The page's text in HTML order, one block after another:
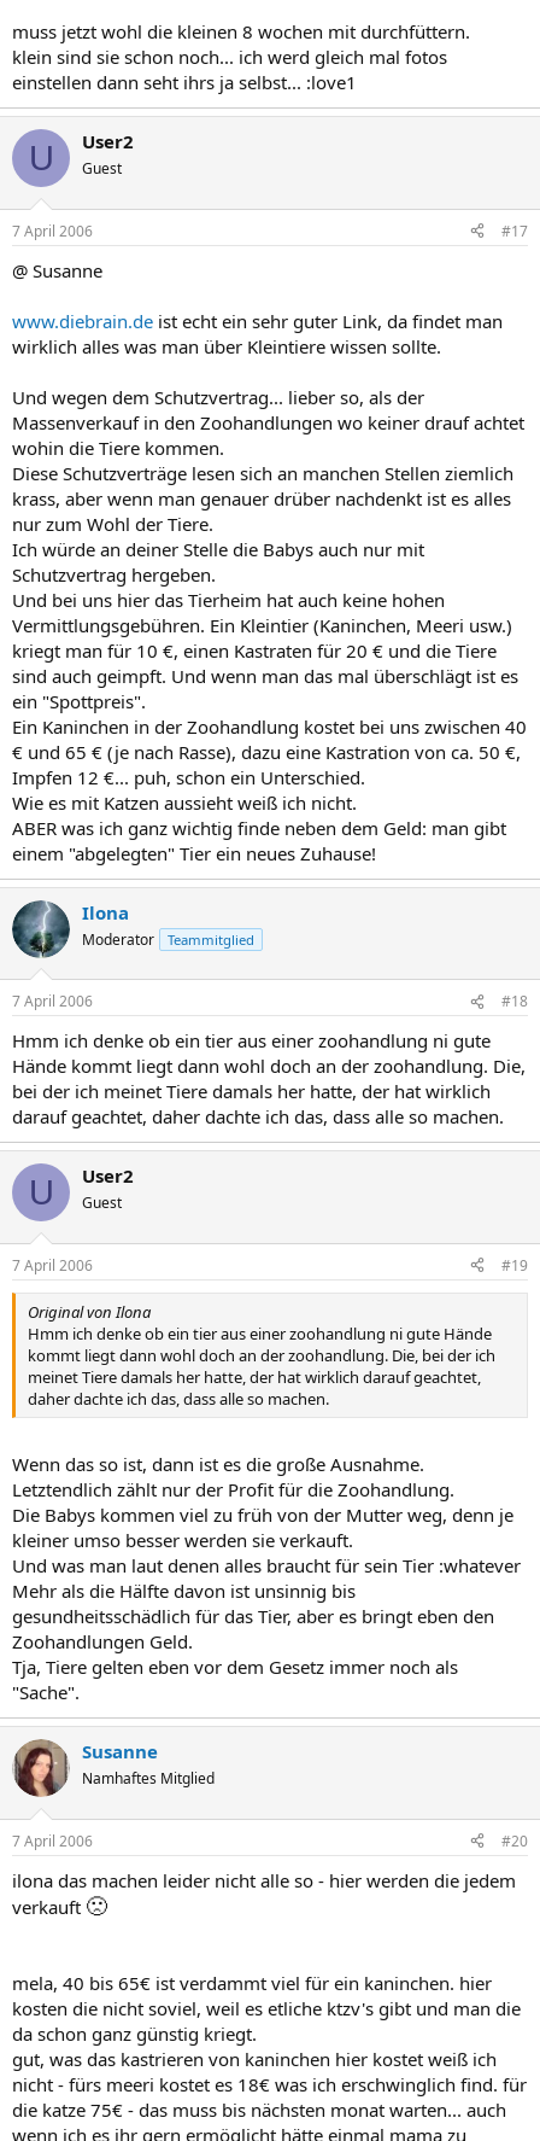
muss jetzt wohl die kleinen 8 wochen mit durchfüttern.
klein sind sie schon noch... ich werd gleich mal fotos
einstellen dann seht ihrs ja selbst... :love1
U User2
Guest
7 April 2006 #17
@ Susanne
www.diebrain.de ist echt ein sehr guter Link, da findet man
wirklich alles was man über Kleintiere wissen sollte.
Und wegen dem Schutzvertrag... lieber so, als der
Massenverkauf in den Zoohandlungen wo keiner drauf achtet
wohin die Tiere kommen.
Diese Schutzverträge lesen sich an manchen Stellen ziemlich
krass, aber wenn man genauer drüber nachdenkt ist es alles
nur zum Wohl der Tiere.
Ich würde an deiner Stelle die Babys auch nur mit
Schutzvertrag hergeben.
Und bei uns hier das Tierheim hat auch keine hohen
Vermittlungsgebühren. Ein Kleintier (Kaninchen, Meeri usw.)
kriegt man für 10 €, einen Kastraten für 20 € und die Tiere
sind auch geimpft. Und wenn man das mal überschlägt ist es
ein "Spottpreis".
Ein Kaninchen in der Zoohandlung kostet bei uns zwischen 40
€ und 65 € (je nach Rasse), dazu eine Kastration von ca. 50 €,
Impfen 12 €... puh, schon ein Unterschied.
Wie es mit Katzen aussieht weiß ich nicht.
ABER was ich ganz wichtig finde neben dem Geld: man gibt
einem "abgelegten" Tier ein neues Zuhause!
Ilona
Moderator Teammitglied
7 April 2006 #18
Hmm ich denke ob ein tier aus einer zoohandlung ni gute
Hände kommt liegt dann wohl doch an der zoohandlung. Die,
bei der ich meinet Tiere damals her hatte, der hat wirklich
darauf geachtet, daher dachte ich das, dass alle so machen.
U User2
Guest
7 April 2006 #19
Original von Ilona
Hmm ich denke ob ein tier aus einer zoohandlung ni gute Hände
kommt liegt dann wohl doch an der zoohandlung. Die, bei der ich
meinet Tiere damals her hatte, der hat wirklich darauf geachtet,
daher dachte ich das, dass alle so machen.
Wenn das so ist, dann ist es die große Ausnahme.
Letztendlich zählt nur der Profit für die Zoohandlung.
Die Babys kommen viel zu früh von der Mutter weg, denn je
kleiner umso besser werden sie verkauft.
Und was man laut denen alles braucht für sein Tier :whatever
Mehr als die Hälfte davon ist unsinnig bis
gesundheitsschädlich für das Tier, aber es bringt eben den
Zoohandlungen Geld.
Tja, Tiere gelten eben vor dem Gesetz immer noch als
"Sache".
Susanne
Namhaftes Mitglied
7 April 2006 #20
ilona das machen leider nicht alle so - hier werden die jedem
verkauft 🙁
mela, 40 bis 65€ ist verdammt viel für ein kaninchen. hier
kosten die nicht soviel, weil es etliche ktzv's gibt und man die
da schon ganz günstig kriegt.
gut, was das kastrieren von kaninchen hier kostet weiß ich
nicht - fürs meeri kostet es 18€ was ich erschwinglich find. für
die katze 75€ - das muss bis nächsten monat warten... auch
wenn ich es ihr gern ermöglicht hätte einmal mama zu